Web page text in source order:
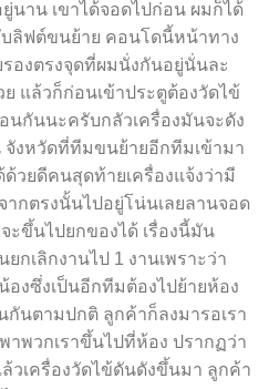
นาน เขาได้จอดไปก่อน ผมก็ได้
ลิฟต์ขนย้าย คอนโดนี้หน้าทาง
รองตรงจุดที่ผมนั่งกันอยู่นั่นละ
แล้วก็ก่อนเข้าประตูต้องวัดไข้
นกันนะครับกลัวเครื่องมันจะดัง
จังหวัดที่ทีมขนย้ายอีกทีมเข้ามา
วยดีคนสุดท้ายเครื่องแจ้งว่ามี
ากตรงนั้นไปอยู่โน่นเลยลานจอด
ะขึ้นไปยกของได้ เรื่องนี้มัน
กเลิกงานไป 1 งานเพราะว่า
องซึ่งเป็นอีกทีมต้องไปย้ายห้อง
นตามปกติ ลูกค้าก็ลงมารอเรา
าพวกเราขึ้นไปที่ห้อง ปรากฏว่า
วเครื่องวัดไข้ดันดังขึ้นมา ลูกค้า